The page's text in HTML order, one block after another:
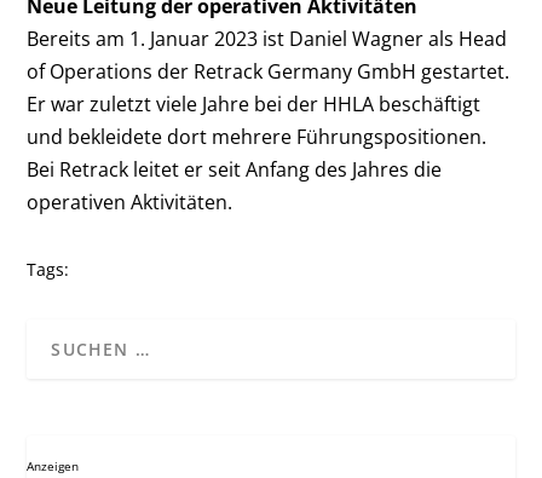
Neue Leitung der operativen Aktivitäten
Bereits am 1. Januar 2023 ist Daniel Wagner als Head
of Operations der Retrack Germany GmbH gestartet.
Er war zuletzt viele Jahre bei der HHLA beschäftigt
und bekleidete dort mehrere Führungspositionen.
Bei Retrack leitet er seit Anfang des Jahres die
operativen Aktivitäten.
Tags:
Anzeigen